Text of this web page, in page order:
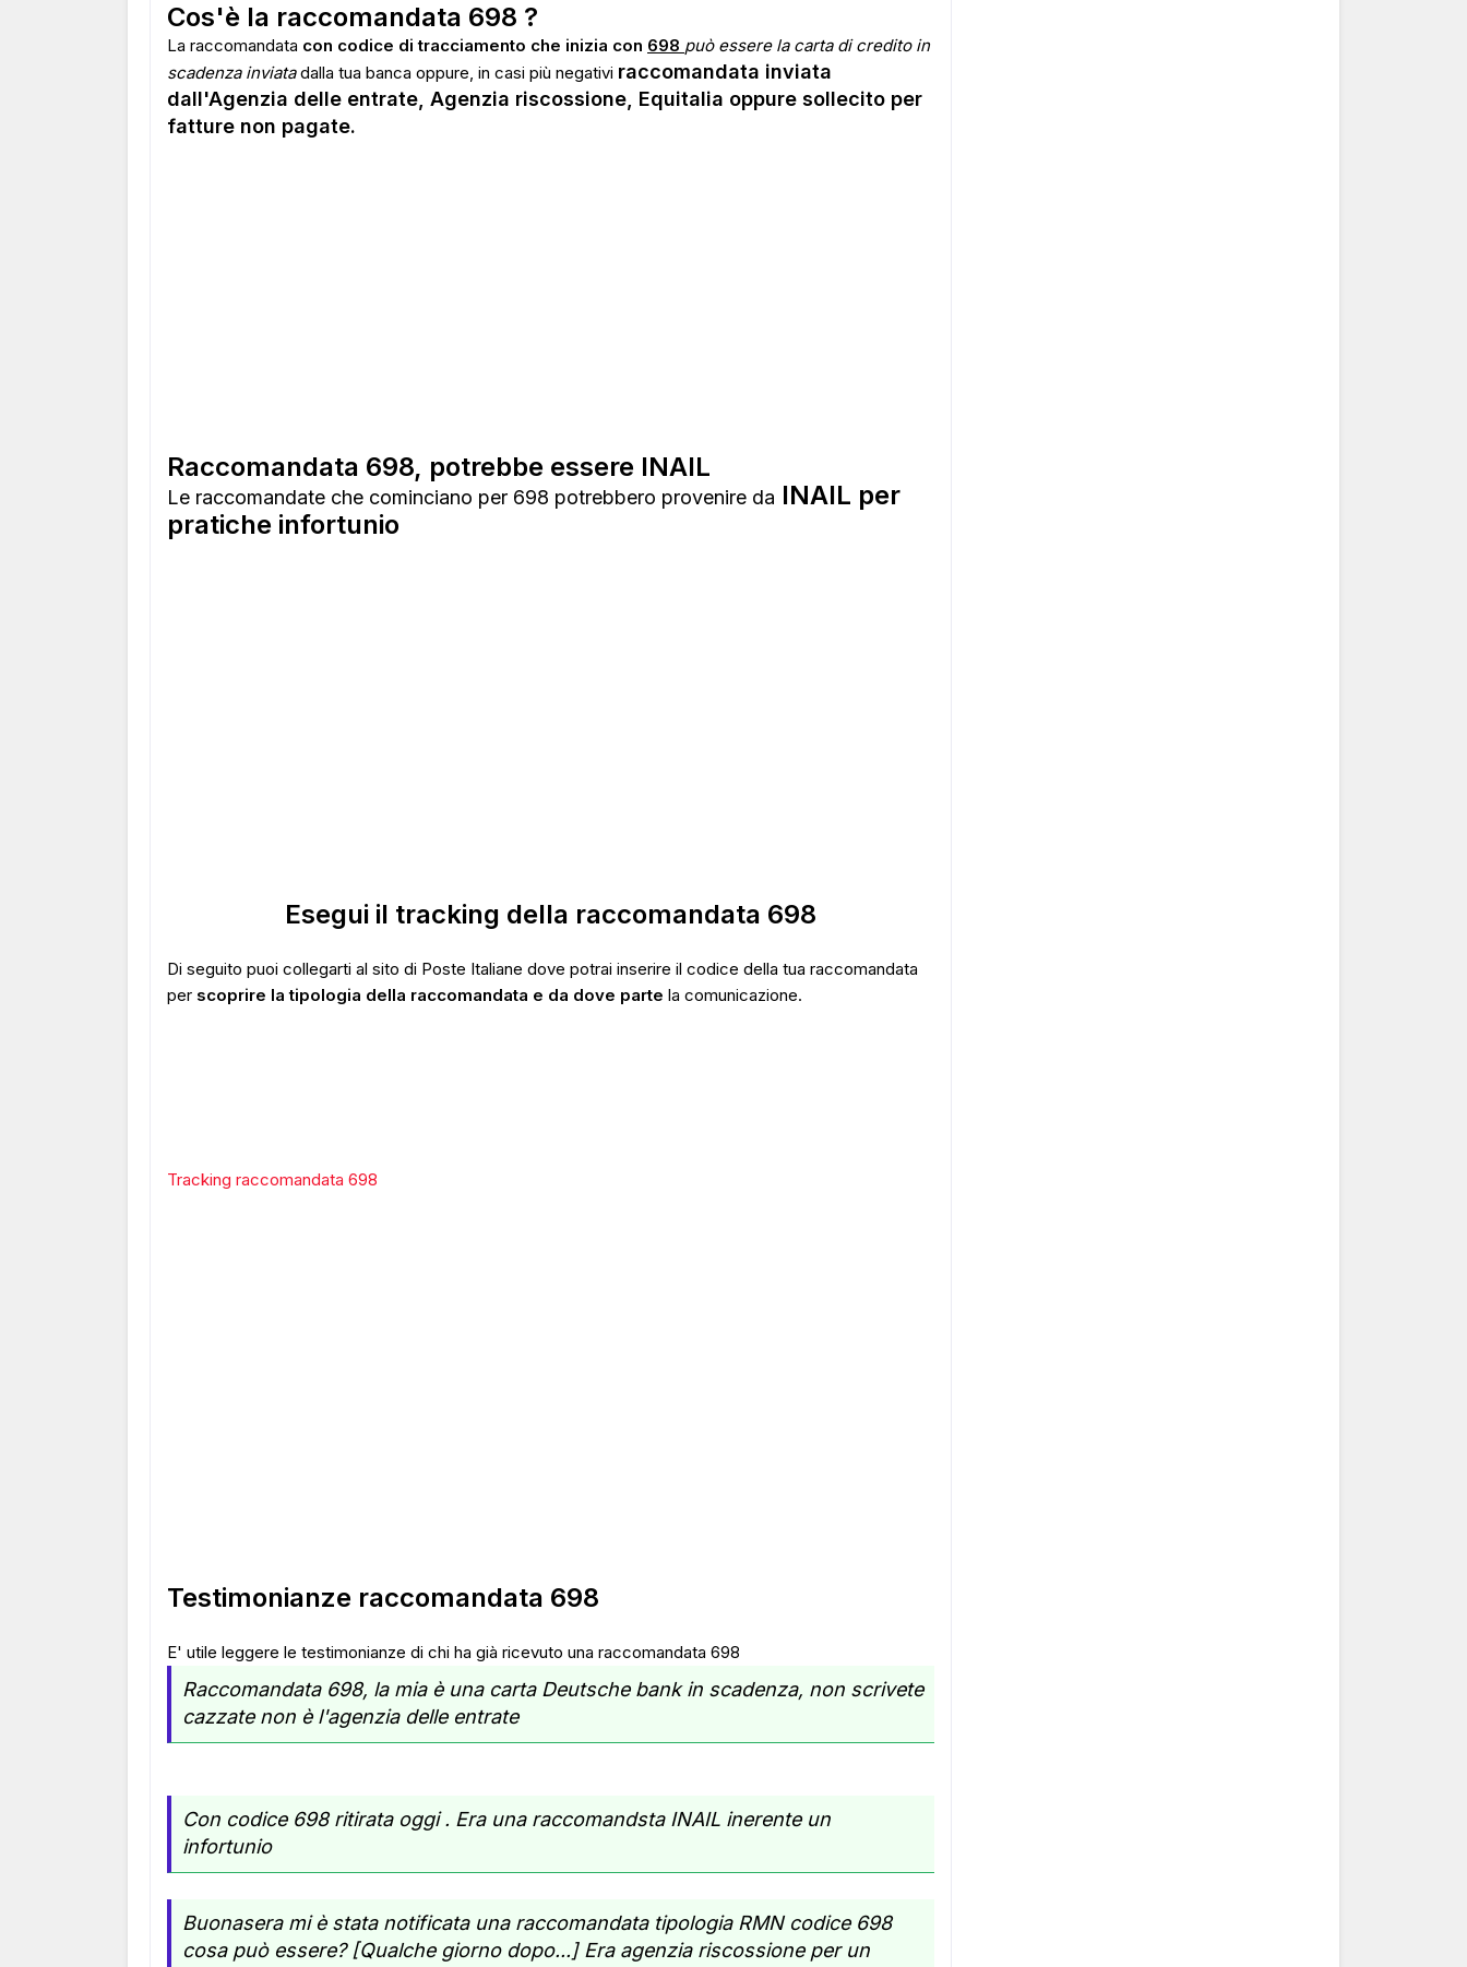
ADS
Cos'è la raccomandata 698 ?
La raccomandata con codice di tracciamento che inizia con 698 può essere la carta di credito in
scadenza inviatadalla tua banca oppure, in casi più negativi raccomandata inviata
dall'Agenzia delle entrate, Agenzia riscossione, Equitalia oppure sollecito per
fatture non pagate.
Raccomandata 698, potrebbe essere INAIL
Le raccomandate che cominciano per 698 potrebbero provenire da INAIL per
pratiche infortunio
Esegui il tracking della raccomandata 698
Di seguito puoi collegarti al sito di Poste Italiane dove potrai inserire il codice della tua raccomandata
per scoprire la tipologia della raccomandata e da dove parte la comunicazione.
Tracking raccomandata 698
Testimonianze raccomandata 698
E' utile leggere le testimonianze di chi ha già ricevuto una raccomandata 698
Raccomandata 698, la mia è una carta Deutsche bank in scadenza, non scrivete
cazzate non è l'agenzia delle entrate
Con codice 698 ritirata oggi . Era una raccomandsta INAIL inerente un
infortunio
Buonasera mi è stata notificata una raccomandata tipologia RMN codice 698
cosa può essere? [Qualche giorno dopo...] Era agenzia riscossione per un